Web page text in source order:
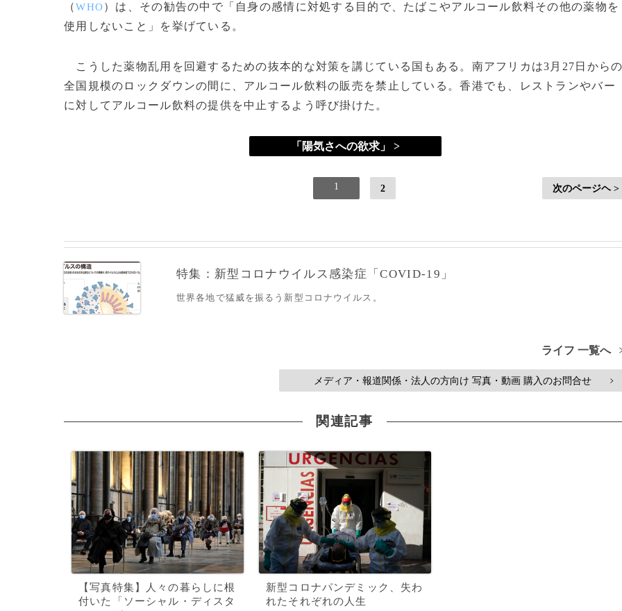
（WHO）は、その勧告の中で「自身の感情に対処する目的で、たばこやアルコール飲料その他の薬物を
使用しないこと」を挙げている。
こうした薬物乱用を回避するための抜本的な対策を講じている国もある。南アフリカは3月27日から
全国規模のロックダウンの間に、アルコール飲料の販売を禁止している。香港でも、レストランやバー
に対してアルコール飲料の提供を中止するよう呼び掛けた。
「陽気さへの欲求」 >
1 2 次のページヘ >
特集：新型コロナウイルス感染症「COVID-19」
世界各地で猛威を振るう新型コロナウイルス。
ライフ 一覧へ
メディア・報道関係・法人の方向け 写真・動画 購入のお問合せ >
関連記事
【写真特集】人々の暮らしに根
付いた「ソーシャル・ディスタ
新型コロナパンデミック、失わ
れたそれぞれの人生